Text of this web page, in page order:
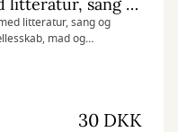
litteratur, sang og
mad og
30 DKK